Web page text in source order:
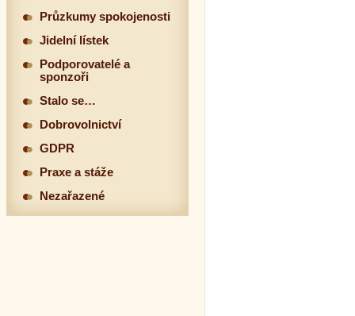
Průzkumy spokojenosti
Jidelní lístek
Podporovatelé a
sponzoři
Stalo se…
Dobrovolnictví
GDPR
Praxe a stáže
Nezařazené